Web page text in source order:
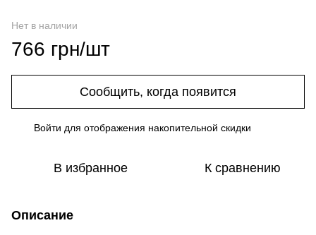
Нет в наличии
766 грн/шт
Сообщить, когда появится
Войти для отображения накопительной скидки
В избранное К сравнению
Описание